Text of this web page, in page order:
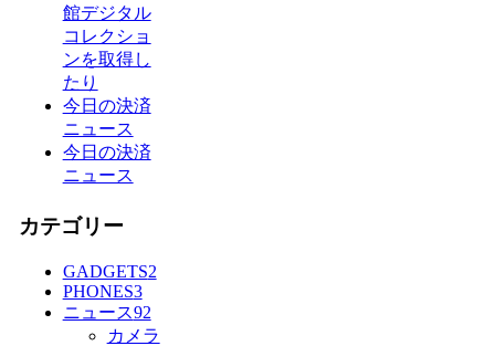
館デジタル
コレクショ
ンを取得し
たり
今日の決済
ニュース
今日の決済
ニュース
カテゴリー
GADGETS2
PHONES3
ニュース92
カメラ